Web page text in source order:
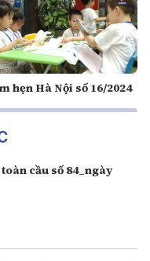
hẹn Hà Nội số 16/2024
cầu số 84_ngày